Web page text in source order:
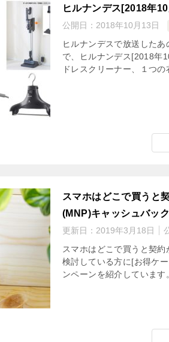
ヒルナンデス[2018年
公開日： 2018年10月13日
ヒルナンデスで放送した
で、ヒルナンデス[2018年
ドレスクリーナー、１つ
スマホはどこで買うと
(MNP)キャッシュバッ
更新日： 2019年3月18日
スマホはどこで買うと契
検討している方に[お得ケ
ンペーンを紹介していま